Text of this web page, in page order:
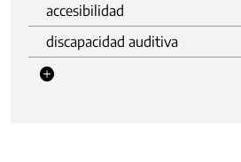
accesibilidad
discapacidad auditiva